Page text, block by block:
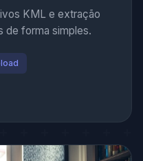
KML e extração
de forma simples.